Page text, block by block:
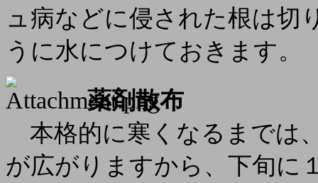
ュ病などに侵された根は切
うに水につけておきます。
薬剤散布
本格的に寒くなるまでは
が広がりますから、下旬に